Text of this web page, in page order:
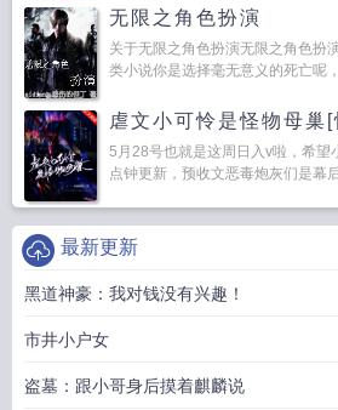
无限之角色扮演
关于无限之角色扮演无限之角色扮
类小说你是选择毫无意义的死亡呢
虐文小可怜是怪物母巢[
5月28号也就是这周日入v啦，希望
点钟更新，预收文恶毒炮灰们是幕
最新更新
黑道神豪：我对钱没有兴趣！
市井小户女
盗墓：跟小哥身后摸着麒麟说